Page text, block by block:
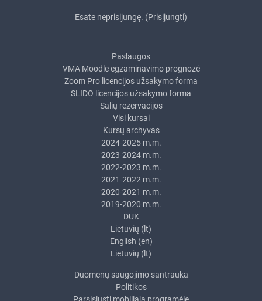
Esate neprisijungę. (Prisijungti)
Paslaugos
VMA Moodle egzaminavimo prognozė
Zoom Pro licencijos užsakymo forma
SLIDO licencijos užsakymo forma
Salių rezervacijos
Visi kursai
Kursų archyvas
2024-2025 m.m.
2023-2024 m.m.
2022-2023 m.m.
2021-2022 m.m.
2020-2021 m.m.
2019-2020 m.m.
DUK
Lietuvių ‎(lt)‎
English ‎(en)‎
Lietuvių ‎(lt)‎
Duomenų saugojimo santrauka
Politikos
Parsisiųsti mobiliąją programėlę